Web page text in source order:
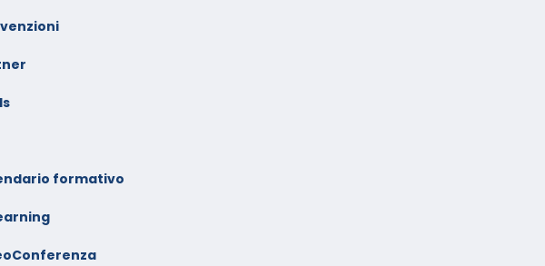
formativo